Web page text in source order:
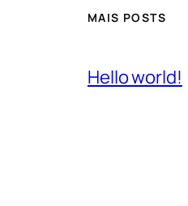
MAIS POSTS
Hello world!